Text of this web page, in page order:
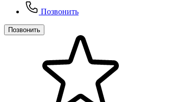
Позвонить
Позвонить